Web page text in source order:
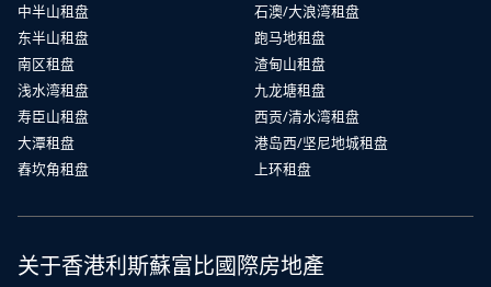
中半山租盘
东半山租盘
南区租盘
浅水湾租盘
寿臣山租盘
大潭租盘
舂坎角租盘
石澳/大浪湾租盘
跑马地租盘
渣甸山租盘
九龙塘租盘
西贡/清水湾租盘
港岛西/坚尼地城租盘
上环租盘
关于香港利斯蘇富比國際房地產